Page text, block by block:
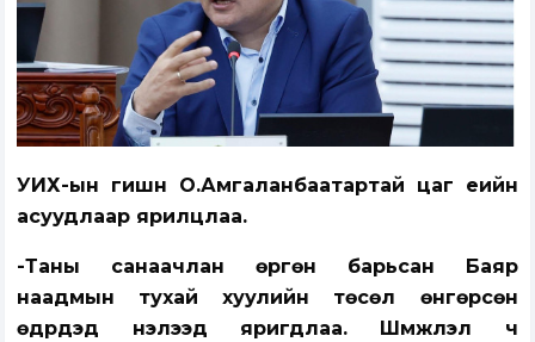
УИХ-ын гишүүн О.Амгаланбаатартай цаг үеийн
асуудлаар ярилцлаа.
-Таны санаачлан өргөн барьсан Баяр
наадмын тухай хуулийн төсөл өнгөрсөн
өдрүүдэд нэлээд яригдлаа. Шүүмжлэл ч